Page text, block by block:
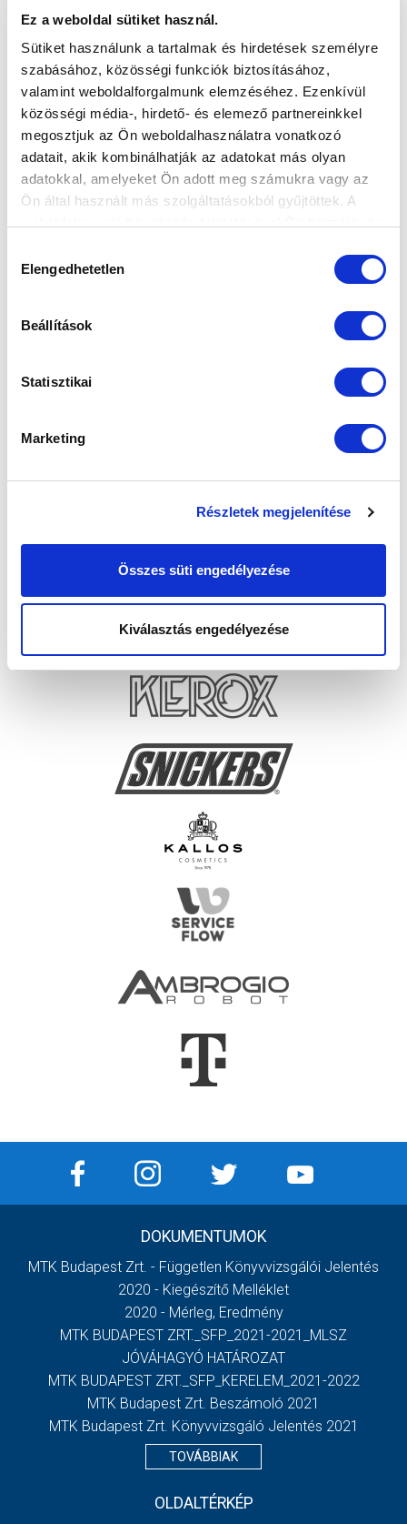
Ez a weboldal sütiket használ.
Sütiket használunk a tartalmak és hirdetések személyre
szabásához, közösségi funkciók biztosításához,
valamint weboldalforgalmunk elemzéséhez. Ezenkívül
közösségi média-, hirdető- és elemező partnereinkkel
megosztjuk az Ön weboldalhasználatra vonatkozó
adatait, akik kombinálhatják az adatokat más olyan
adatokkal, amelyeket Ön adott meg számukra vagy az
Ön által használt más szolgáltatásokból gyűjtöttek. A
kiválasztása
Elengedhetetlen
Beállítások
Statisztikai
Marketing
Részletek megjelenítése
Összes süti engedélyezése
Kiválasztás engedélyezése
DOKUMENTUMOK
MTK Budapest Zrt. - Független Könyvvizsgálói Jelentés
2020 - Kiegészítő Melléklet
2020 - Mérleg, Eredmény
MTK BUDAPEST ZRT._SFP_2021-2021_MLSZ
JÓVÁHAGYÓ HATÁROZAT
MTK BUDAPEST ZRT._SFP_KERELEM_2021-2022
MTK Budapest Zrt. Beszámoló 2021
MTK Budapest Zrt. Könyvvizsgáló Jelentés 2021
TOVÁBBIAK
OLDALTÉRKÉP